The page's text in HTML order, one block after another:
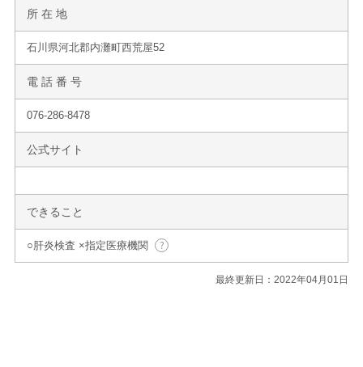
所 在 地
石川県河北郡内灘町西荒屋52
電 話 番 号
076-286-8478
公式サイト
できること
○肝炎検査 ×指定医療機関
最終更新日：2022年04月01日